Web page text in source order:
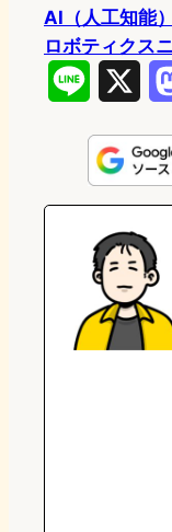
AI（人工知能
ロボティクス
n
e